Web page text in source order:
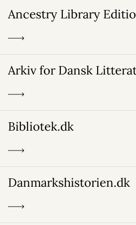
A-
Ancestry Library
Arkiv for Dansk
Bibliotek.dk
Danmarkshistorien.dk